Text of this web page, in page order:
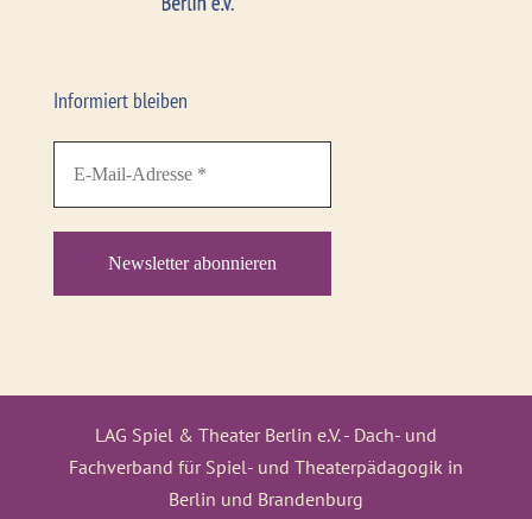
Informiert bleiben
LAG Spiel & Theater Berlin e.V. - Dach- und
Fachverband für Spiel- und Theaterpädagogik in
Berlin und Brandenburg